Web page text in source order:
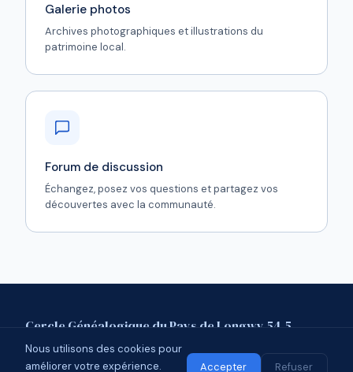
Galerie photos
Archives photographiques et illustrations du
patrimoine local.
Forum de discussion
Échangez, posez vos questions et partagez vos
découvertes avec la communauté.
Cercle Généalogique du Pays de Longwy 54.5
Mentions légalesContactForum
© 2026 CGPL 54.5 · Affilié à l'UCGL
Nous utilisons des cookies pour
améliorer votre expérience.
Accepter Refuser